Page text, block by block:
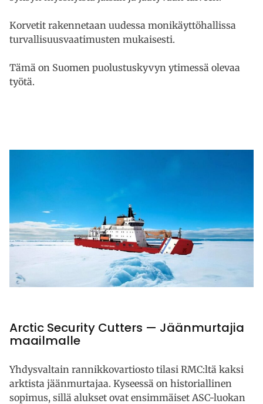
Korvetit rakennetaan uudessa monikäyttöhallissa
turvallisuusvaatimusten mukaisesti.
Tämä on Suomen puolustuskyvyn ytimessä olevaa
työtä.
Arctic Security Cutters — Jäänmurtajia
maailmalle
Yhdysvaltain rannikkovartiosto tilasi RMC:ltä kaksi
arktista jäänmurtajaa. Kyseessä on historiallinen
sopimus, sillä alukset ovat ensimmäiset ASC-luokan